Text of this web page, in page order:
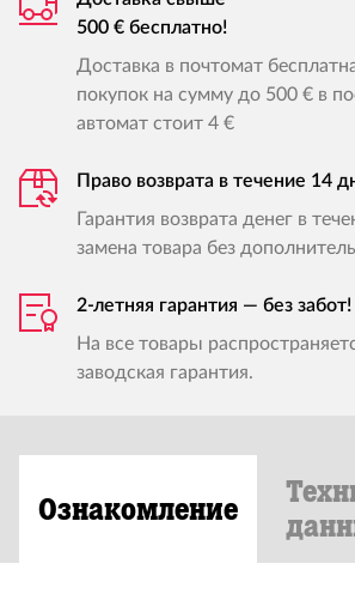
500 € бесплатно!
Доставка в почтомат
покупок на сумму до 500 € в
автомат стоит 4 €
Право возврата в течение 14
Гарантия возврата денег в
замена товара без
2-летняя гарантия — без забот!
На все товары
заводская гарантия.
Ознакомление